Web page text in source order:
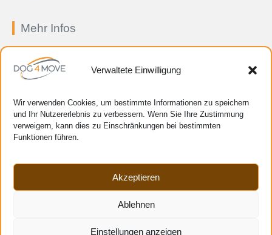
Verwaltete Einwilligung
Wir verwenden Cookies, um bestimmte Informationen zu speichern
und Ihr Nutzererlebnis zu verbessern. Wenn Sie Ihre Zustimmung
verweigern, kann dies zu Einschränkungen bei bestimmten
Funktionen führen.
Akzeptieren
Ablehnen
Einstellungen anzeigen
Mehr Infos
Impressum
Allgemeine Geschäftsbedingungen
Preis-, Zahlungs-, Liefer- und
Datenschutzerklärung
Cookie-Richtlinie (EU)
Verwaltung Ihrer persönlichen Daten
Cookie-Einstellungen verwalten
Zahlungsmittel